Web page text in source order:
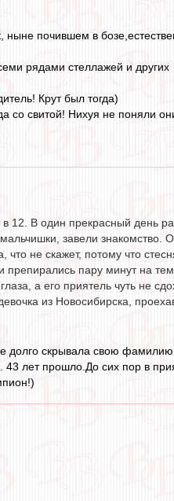
ныне почившем в
рядами стеллажей и других
Крут был тогда)
со свитой! Нихуя не поняли
12. В один прекрасный день
завели знакомство.
не скажет, потому что
пару минут на
а его приятель чуть не
из Новосибирска,
долго скрывала свою
лет прошло.До сих пор в